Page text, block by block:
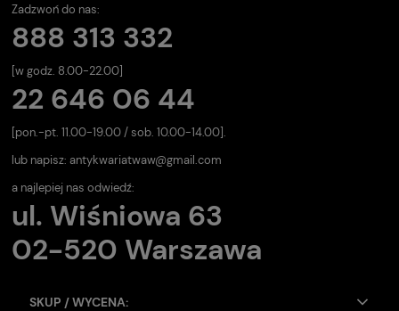
Zadzwoń do nas:
888 313 332
[w godz. 8.00-22.00]
22 646 06 44
[pon.-pt. 11.00-19.00 / sob. 10.00-14.00].
lub napisz: antykwariatwaw@gmail.com
a najlepiej nas odwiedź:
ul. Wiśniowa 63
02-520 Warszawa
SKUP / WYCENA: